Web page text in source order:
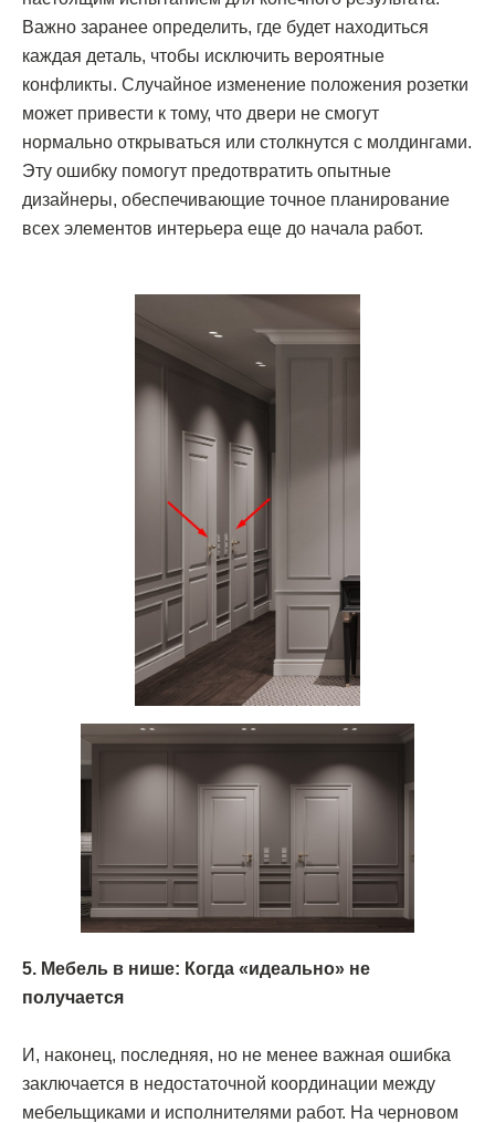
Важно заранее определить, где будет находиться
каждая деталь, чтобы исключить вероятные
конфликты. Случайное изменение положения розетки
может привести к тому, что двери не смогут
нормально открываться или столкнутся с молдингами.
Эту ошибку помогут предотвратить опытные
дизайнеры, обеспечивающие точное планирование
всех элементов интерьера еще до начала работ.
5. Мебель в нише: Когда «идеально» не
получается
И, наконец, последняя, но не менее важная ошибка
заключается в недостаточной координации между
мебельщиками и исполнителями работ. На черновом